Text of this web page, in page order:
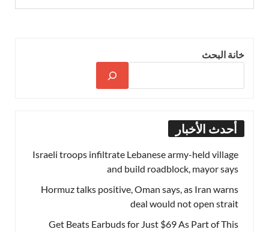
خانة البحث
أحدث الأخبار
Israeli troops infiltrate Lebanese army-held village
and build roadblock, mayor says
Hormuz talks positive, Oman says, as Iran warns
deal would not open strait
Get Beats Earbuds for Just $69 As Part of This